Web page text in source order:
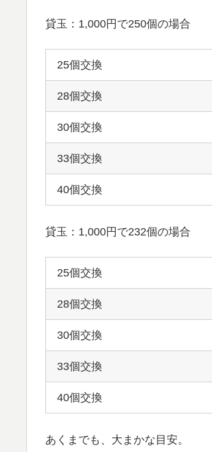
貸玉：1,000円で250個の場合
25個交換
28個交換
30個交換
33個交換
40個交換
貸玉：1,000円で232個の場合
25個交換
28個交換
30個交換
33個交換
40個交換
あくまでも、大まかな目安。